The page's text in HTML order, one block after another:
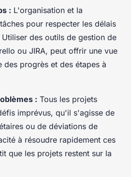
: L'organisation et la
pour respecter les délais
Utiliser des outils de gestion de
ou JIRA, peut offrir une vue
des progrès et des étapes à
: Tous les projets
imprévus, qu'il s'agisse de
ou de déviations de
à résoudre rapidement ces
que les projets restent sur la